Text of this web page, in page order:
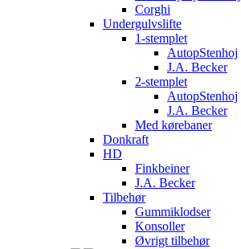
Corghi
Undergulvslifte
1-stemplet
AutopStenhoj
J.A. Becker
2-stemplet
AutopStenhoj
J.A. Becker
Med kørebaner
Donkraft
HD
Finkbeiner
J.A. Becker
Tilbehør
Gummiklodser
Konsoller
Øvrigt tilbehør